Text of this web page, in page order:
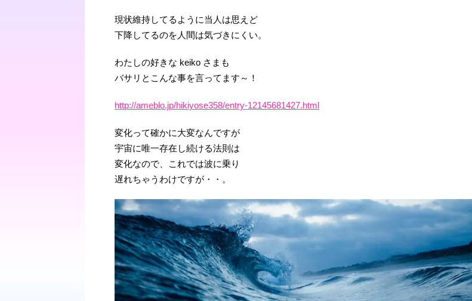
現状維持してるように当人は思えど
下降してるのを人間は気づきにくい。
わたしの好きな keiko さまも
バサリとこんな事を言ってます～！
http://ameblo.jp/hikiyose358/entry-12145681427.html
変化って確かに大変なんですが
宇宙に唯一存在し続ける法則は
変化なので、これでは波に乗り
遅れちゃうわけですが・・。